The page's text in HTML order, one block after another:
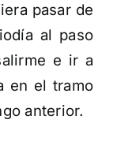
pasar de
al paso
e ir a
en el tramo
anterior.